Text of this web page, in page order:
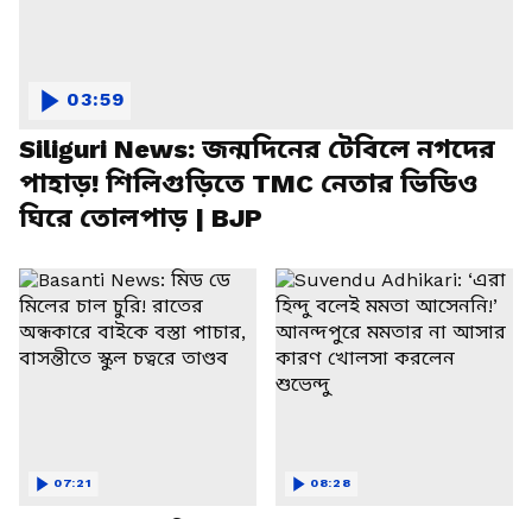
Siliguri News: জন্মদিনের টেবিলে নগদের
পাহাড়! শিলিগুড়িতে TMC নেতার ভিডিও
ঘিরে তোলপাড় | BJP
03:59
07:21 08:28